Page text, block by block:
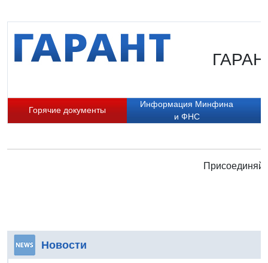
Горячие документы
Информация Минфина
и ФНС
Новости